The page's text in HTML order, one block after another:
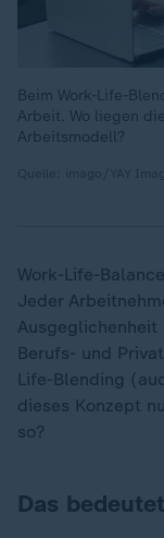
Beim Work-Life-
Arbeit. Wo liegen
Arbeitsmodell?
Work-Life-
Jeder
Ausgeglichenheit
Berufs- und
Life-Blending
dieses Konzept
so?
Das